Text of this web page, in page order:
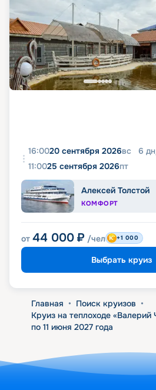
16:0020 сентября 2026вс 6 дн
11:0025 сентября 2026пт
Алексей Толстой
КОМФОРТ
от 44 000 ₽ /чел +1 000
Выбрать круиз
Главная • Поиск круизов •
Круиз на теплоходе «Валерий
по 11 июня 2027 года